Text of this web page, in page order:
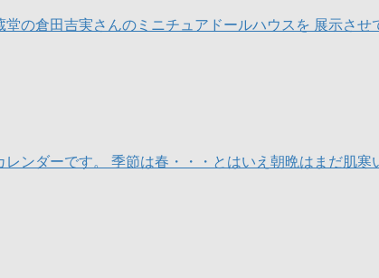
の倉田吉実さんのミニチュアドールハウスを 展示さ
ーです。 季節は春・・・とはいえ朝晩はまだ肌寒